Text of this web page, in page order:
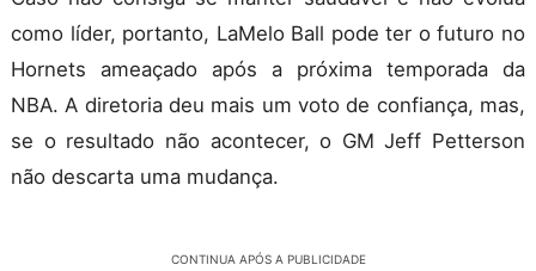
como líder, portanto, LaMelo Ball pode ter o futuro no
Hornets ameaçado após a próxima temporada da
NBA. A diretoria deu mais um voto de confiança, mas,
se o resultado não acontecer, o GM Jeff Petterson
não descarta uma mudança.
CONTINUA APÓS A PUBLICIDADE